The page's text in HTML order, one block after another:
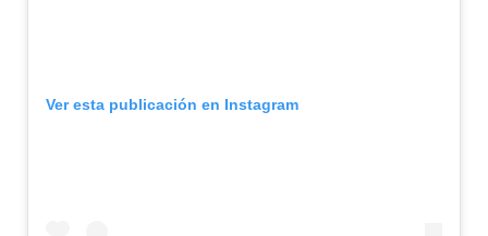
Ver esta publicación en Instagram